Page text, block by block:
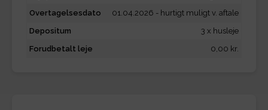
Overtagelsesdato
01.04.2026 - hurtigt muligt v. aftale
Depositum
3 x husleje
Forudbetalt leje
0,00 kr.